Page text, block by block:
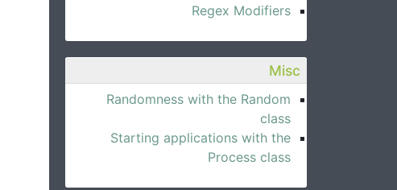
Regex Modifiers
Misc
Randomness with the Random
class
Starting applications with the
Process class